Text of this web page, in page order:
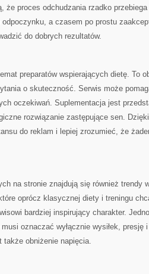
że proces odchudzania rzadko
a czasem po prostu
do dobrych rezultatów.
preparatów wspierających dietę. To
o skuteczność. Serwis może
oczekiwań. Suplementacja jest
rozwiązanie zastępujące sen.
do reklam i lepiej zrozumieć, że
na stronie znajdują się również trendy
oprócz klasycznej diety i treningu
bardziej inspirujący charakter.
oznaczać wyłącznie wysiłek, presję
także obniżenie napięcia.